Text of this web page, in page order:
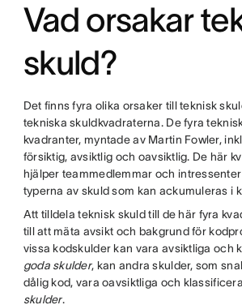
Vad orsakar
skuld?
Det finns fyra olika orsaker till teknisk
tekniska skuldkvadraterna. De fyra
kvadranter, myntade av Martin Fowler,
försiktig, avsiktlig och oavsiktlig. De här
hjälper teammedlemmar och
typerna av skuld som kan ackumuleras i
Att tilldela teknisk skuld till de här fyra
till att mäta avsikt och bakgrund för
vissa kodskulder kan vara avsiktliga och
goda skulder, kan andra skulder, som
dålig kod, vara oavsiktliga och
skulder.